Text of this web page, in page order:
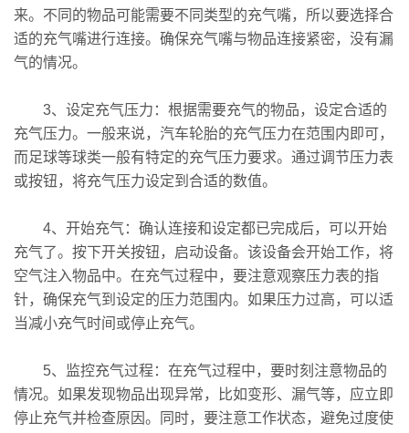
来。不同的物品可能需要不同类型的充气嘴，所以要选择合
适的充气嘴进行连接。确保充气嘴与物品连接紧密，没有漏
气的情况。
3、设定充气压力：根据需要充气的物品，设定合适的
充气压力。一般来说，汽车轮胎的充气压力在范围内即可，
而足球等球类一般有特定的充气压力要求。通过调节压力表
或按钮，将充气压力设定到合适的数值。
4、开始充气：确认连接和设定都已完成后，可以开始
充气了。按下开关按钮，启动设备。该设备会开始工作，将
空气注入物品中。在充气过程中，要注意观察压力表的指
针，确保充气到设定的压力范围内。如果压力过高，可以适
当减小充气时间或停止充气。
5、监控充气过程：在充气过程中，要时刻注意物品的
情况。如果发现物品出现异常，比如变形、漏气等，应立即
停止充气并检查原因。同时，要注意工作状态，避免过度使